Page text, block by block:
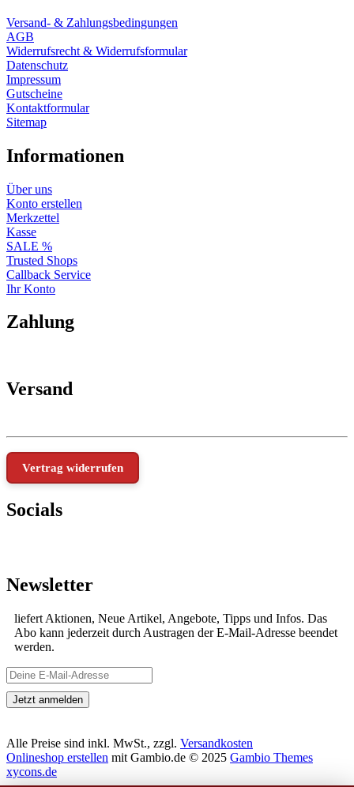
Versand- & Zahlungsbedingungen
AGB
Widerrufsrecht & Widerrufsformular
Datenschutz
Impressum
Gutscheine
Kontaktformular
Sitemap
Informationen
Über uns
Konto erstellen
Merkzettel
Kasse
SALE %
Trusted Shops
Callback Service
Ihr Konto
Zahlung
Versand
Vertrag widerrufen
Socials
Newsletter
liefert Aktionen, Neue Artikel, Angebote, Tipps und Infos. Das
Abo kann jederzeit durch Austragen der E-Mail-Adresse beendet
werden.
Alle Preise sind inkl. MwSt., zzgl. Versandkosten
Onlineshop erstellen mit Gambio.de © 2025 Gambio Themes
xycons.de